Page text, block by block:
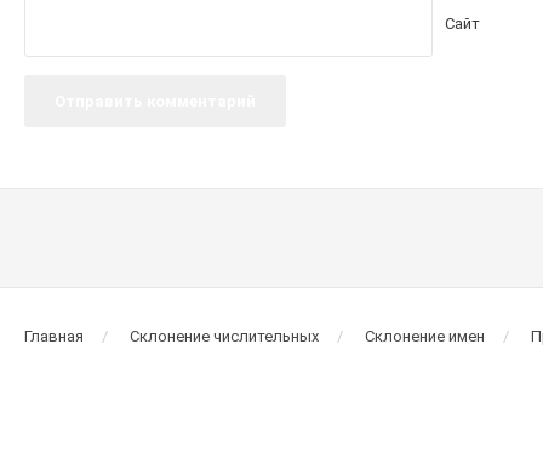
Сайт
Главная Склонение числительных Склонение имен